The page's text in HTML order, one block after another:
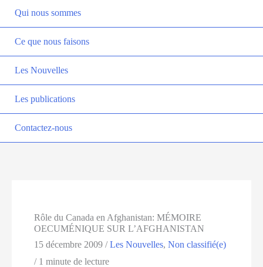
Qui nous sommes
Ce que nous faisons
Les Nouvelles
Les publications
Contactez-nous
Rôle du Canada en Afghanistan: MÉMOIRE
OECUMÉNIQUE SUR L’AFGHANISTAN
15 décembre 2009/Les Nouvelles,Non classifié(e)
/ 1 minute de lecture